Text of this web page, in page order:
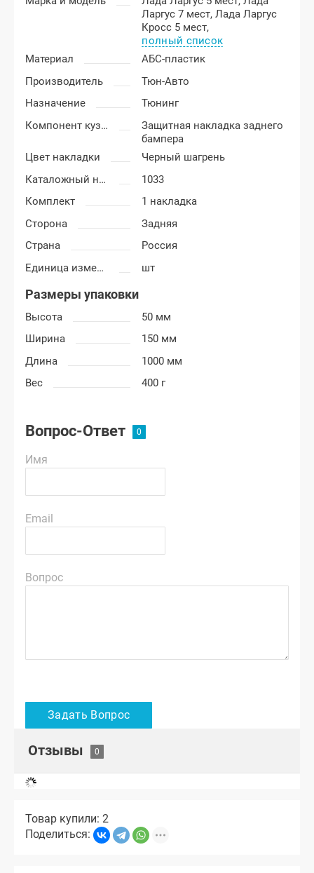
Ларгус 7 мест,Лада Ларгус
Кросс 5 мест,
полный список
Материал
АБС-пластик
Производитель
Тюн-Авто
Назначение
Тюнинг
Компонент кузова
Защитная накладка заднего
бампера
Цвет накладки
Черный шагрень
Каталожный номер
1033
Комплект
1 накладка
Сторона
Задняя
Страна
Россия
Единица измерения
шт
Размеры упаковки
Высота
50 мм
Ширина
150 мм
Длина
1000 мм
Вес
400 г
Вопрос-Ответ
Имя
Email
Вопрос
Отзывы
Товар купили: 2
Поделиться: